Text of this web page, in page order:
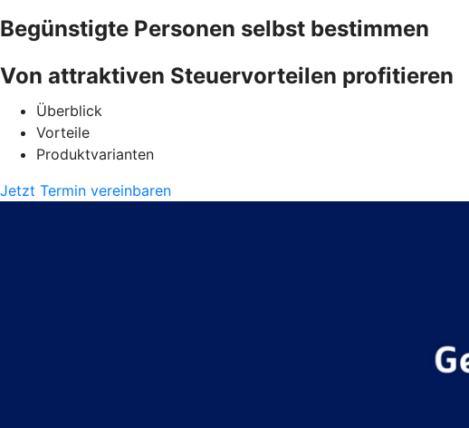
Begünstigte Personen selbst bestimmen
Von attraktiven Steuervorteilen profitieren
Überblick
Vorteile
Produktvarianten
Jetzt Termin vereinbaren